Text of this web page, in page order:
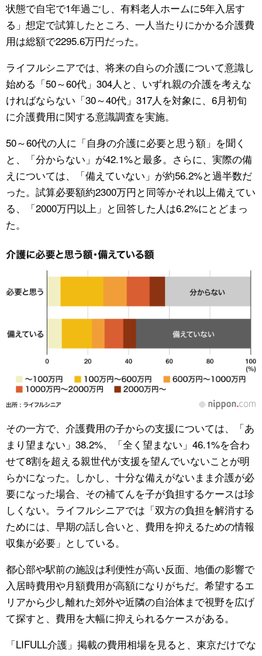
状態で自宅で1年過ごし、有料老人ホームに5年入居す
る」想定で試算したところ、一人当たりにかかる介護費
用は総額で2295.6万円だった。
ライフルシニアでは、将来の自らの介護について意識し
始める「50～60代」304人と、いずれ親の介護を考えな
ければならない「30～40代」317人を対象に、6月初旬
に介護費用に関する意識調査を実施。
50～60代の人に「自身の介護に必要と思う額」を聞く
と、「分からない」が42.1%と最多。さらに、実際の備
えについては、「備えていない」が約56.2%と過半数だ
った。試算必要額約2300万円と同等かそれ以上備えてい
る、「2000万円以上」と回答した人は6.2%にとどまっ
た。
その一方で、介護費用の子からの支援については、「あ
まり望まない」38.2%、「全く望まない」46.1%を合わ
せて8割を超える親世代が支援を望んでいないことが明
らかになった。しかし、十分な備えがないまま介護が必
要になった場合、その補てんを子が負担するケースは珍
しくない。ライフルシニアでは「双方の負担を解消する
ためには、早期の話し合いと、費用を抑えるための情報
収集が必要」としている。
都心部や駅前の施設は利便性が高い反面、地価の影響で
入居時費用や月額費用が高額になりがちだ。希望するエ
リアから少し離れた郊外や近隣の自治体まで視野を広げ
て探すと、費用を大幅に抑えられるケースがある。
「LIFULL介護」掲載の費用相場を見ると、東京だけでな